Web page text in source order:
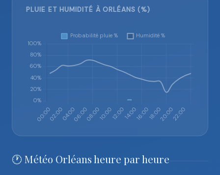
PLUIE ET HUMIDITÉ À ORLÉANS (%)
🕐 Météo Orléans heure par heure